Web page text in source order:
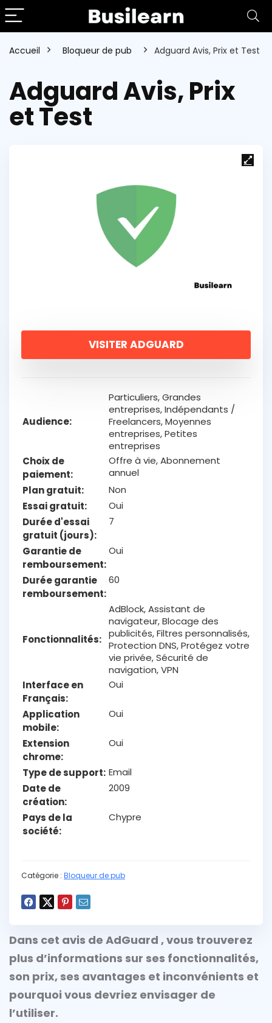
Accueil Bloqueur de pub Adguard Avis, Prix et Test
Adguard Avis, Prix
et Test
VISITER ADGUARD
Audience
Particuliers, Grandes
entreprises, Indépendants /
Freelancers, Moyennes
entreprises, Petites
entreprises
Choix de
paiement
Offre à vie, Abonnement
annuel
Plan gratuit
Non
Essai gratuit
Oui
Durée d'essai
gratuit (jours)
7
Garantie de
remboursement
Oui
Durée garantie
remboursement
60
Fonctionnalités
AdBlock, Assistant de
navigateur, Blocage des
publicités, Filtres personnalisés,
Protection DNS, Protégez votre
vie privée, Sécurité de
navigation, VPN
Interface en
Français
Oui
Application
mobile
Oui
Extension
chrome
Oui
Type de support Email
Date de
création
2009
Pays de la
société
Chypre
Catégorie : Bloqueur de pub
Dans cet avis de AdGuard , vous trouverez
plus d’informations sur ses fonctionnalités,
son prix, ses avantages et inconvénients et
pourquoi vous devriez envisager de
l’utiliser.